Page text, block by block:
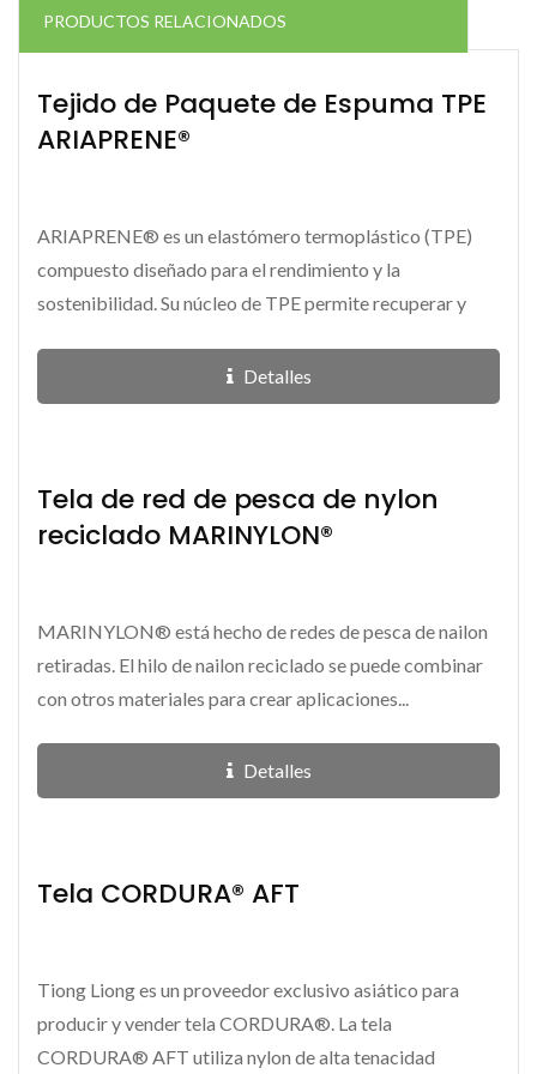
PRODUCTOS RELACIONADOS
Tejido de Paquete de Espuma TPE
ARIAPRENE®
ARIAPRENE® es un elastómero termoplástico (TPE)
compuesto diseñado para el rendimiento y la
sostenibilidad. Su núcleo de TPE permite recuperar y
Detalles
Tela de red de pesca de nylon
reciclado MARINYLON®
MARINYLON® está hecho de redes de pesca de nailon
retiradas. El hilo de nailon reciclado se puede combinar
con otros materiales para crear aplicaciones...
Detalles
Tela CORDURA® AFT
Tiong Liong es un proveedor exclusivo asiático para
producir y vender tela CORDURA®. La tela
CORDURA® AFT utiliza nylon de alta tenacidad